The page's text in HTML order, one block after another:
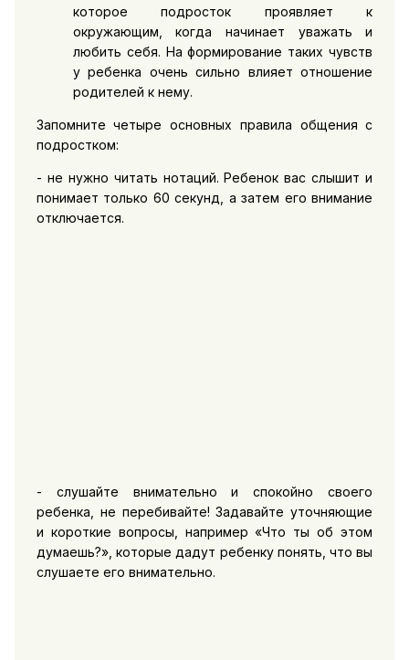
которое подросток проявляет к
окружающим, когда начинает уважать и
любить себя. На формирование таких чувств
у ребенка очень сильно влияет отношение
родителей к нему.
Запомните четыре основных правила общения с
подростком:
- не нужно читать нотаций. Ребенок вас слышит и
понимает только 60 секунд, а затем его внимание
отключается.
- слушайте внимательно и спокойно своего
ребенка, не перебивайте! Задавайте уточняющие
и короткие вопросы, например «Что ты об этом
думаешь?», которые дадут ребенку понять, что вы
слушаете его внимательно.